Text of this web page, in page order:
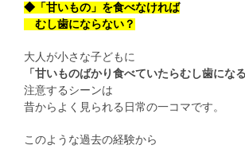
◆「甘いもの」を食べなければ
むし歯にならない？
大人が小さな子どもに
「甘いものばかり食べていたらむし歯になる
注意するシーンは
昔からよく見られる日常の一コマです。
このような過去の経験から